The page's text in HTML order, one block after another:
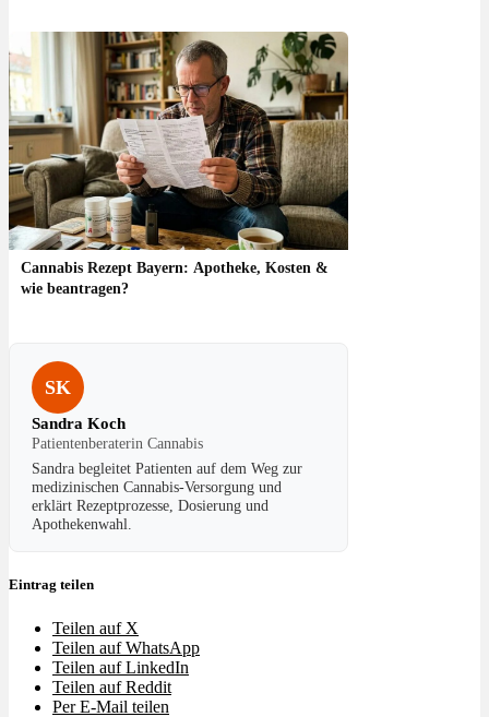
Cannabis Rezept Bayern: Apotheke, Kosten &
wie beantragen?
SK
Sandra Koch
Patientenberaterin Cannabis
Sandra begleitet Patienten auf dem Weg zur
medizinischen Cannabis-Versorgung und
erklärt Rezeptprozesse, Dosierung und
Apothekenwahl.
Eintrag teilen
Teilen auf X
Teilen auf WhatsApp
Teilen auf LinkedIn
Teilen auf Reddit
Per E-Mail teilen